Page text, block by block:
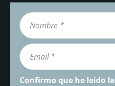
Confirmo que he leído la